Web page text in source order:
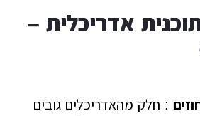
אדריכלית –
: חלק מהאדריכלים גובים